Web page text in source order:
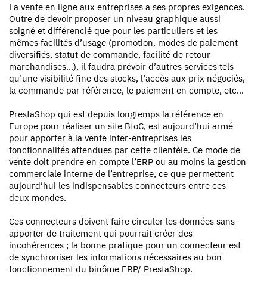
La vente en ligne aux entreprises a ses propres exigences.
Outre de devoir proposer un niveau graphique aussi
soigné et différencié que pour les particuliers et les
mêmes facilités d’usage (promotion, modes de paiement
diversifiés, statut de commande, facilité de retour
marchandises…), il faudra prévoir d’autres services tels
qu’une visibilité fine des stocks, l’accès aux prix négociés,
la commande par référence, le paiement en compte, etc…
PrestaShop qui est depuis longtemps la référence en
Europe pour réaliser un site BtoC, est aujourd’hui armé
pour apporter à la vente inter-entreprises les
fonctionnalités attendues par cette clientèle. Ce mode de
vente doit prendre en compte l’ERP ou au moins la gestion
commerciale interne de l’entreprise, ce que permettent
aujourd’hui les indispensables connecteurs entre ces
deux mondes.
Ces connecteurs doivent faire circuler les données sans
apporter de traitement qui pourrait créer des
incohérences ; la bonne pratique pour un connecteur est
de synchroniser les informations nécessaires au bon
fonctionnement du binôme ERP/ PrestaShop.